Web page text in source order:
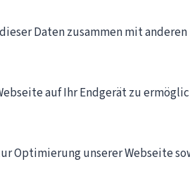
Daten zusammen mit anderen
auf Ihr Endgerät zu
Optimierung unserer Webseite